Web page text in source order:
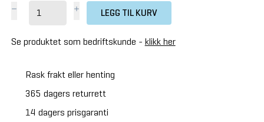
LEGG TIL KURV
Se produktet som bedriftskunde - klikk her
Rask frakt eller henting
365 dagers returrett
14 dagers prisgaranti